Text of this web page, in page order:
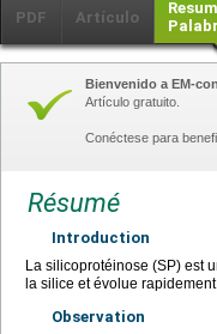
PDF Artículo
Bienvenido a EM-
Artículo gratuito.
Conéctese para
Résumé
Introduction
La silicoprotéinose (SP) est
la silice et évolue
Observation